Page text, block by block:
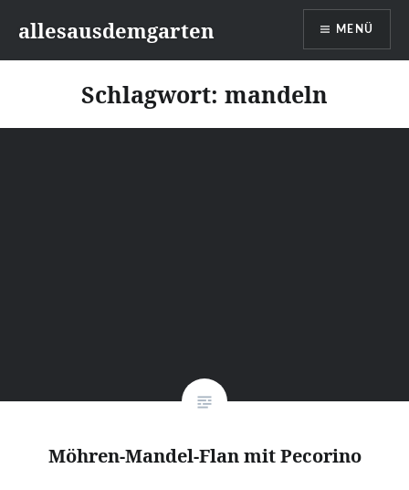
Inhaltallesausdemgarten MENÜ
Schlagwort: mandeln
Möhren-Mandel-Flan mit Pecorino